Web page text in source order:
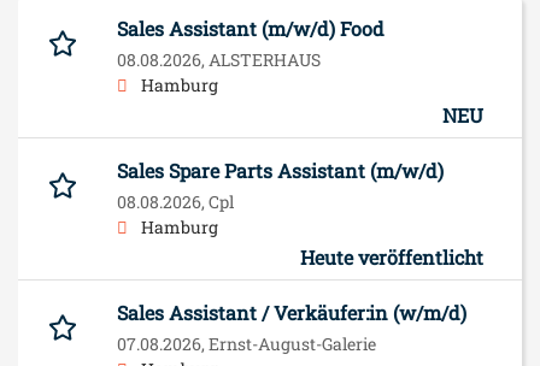
Sales Assistant (m/w/d) Food
08.08.2026, ALSTERHAUS
Hamburg
NEU
Sales Spare Parts Assistant (m/w/d)
08.08.2026, Cpl
Hamburg
Heute veröffentlicht
Sales Assistant / Verkäufer:in (w/m/d)
07.08.2026, Ernst-August-Galerie